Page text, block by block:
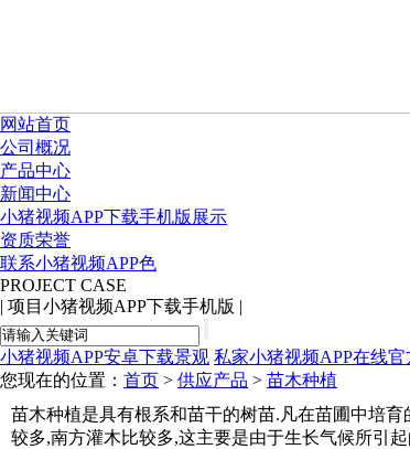
网站首页
公司概况
产品中心
新闻中心
小猪视频APP下载手机版展示
资质荣誉
联系小猪视频APP色
PROJECT CASE
| 项目小猪视频APP下载手机版 |
小猪视频APP安卓下载景观 私家小猪视频APP在线官
您现在的位置： 首页 > 供应产品 > 苗木种植
苗木种植是具有根系和苗干的树苗.凡在苗圃中培
较多,南方灌木比较多,这主要是由于生长气候所引起